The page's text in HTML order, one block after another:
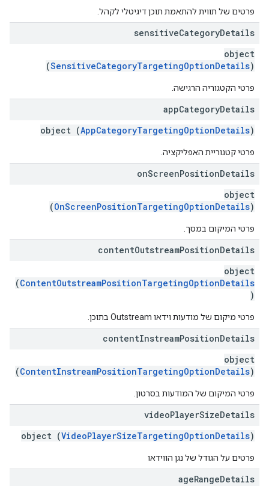
פרטים של תווית להתאמת תוכן דיגיטלי לקהל.
sensitiveCategoryDetails
object
(SensitiveCategoryTargetingOptionDetails)
פרטי הקטגוריה הרגישה.
appCategoryDetails
object (AppCategoryTargetingOptionDetails)
פרטי קטגוריית האפליקציה.
onScreenPositionDetails
object
(OnScreenPositionTargetingOptionDetails)
פרטי המיקום במסך.
contentOutstreamPositionDetails
object
(ContentOutstreamPositionTargetingOptionDetails
)
פרטי מיקום של מודעות וידאו Outstream בתוכן.
contentInstreamPositionDetails
object
(ContentInstreamPositionTargetingOptionDetails)
פרטי המיקום של המודעות בסרטון.
videoPlayerSizeDetails
object (VideoPlayerSizeTargetingOptionDetails)
פרטים על הגודל של נגן הווידאו
ageRangeDetails